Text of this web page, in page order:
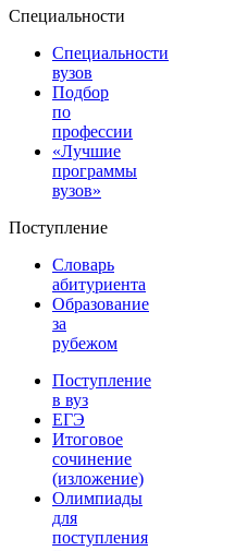
Специальности
Специальности
вузов
Подбор
по
профессии
«Лучшие
программы
вузов»
Поступление
Словарь
абитуриента
Образование
за
рубежом
Поступление
в вуз
ЕГЭ
Итоговое
сочинение
(изложение)
Олимпиады
для
поступления